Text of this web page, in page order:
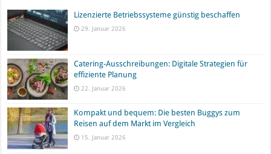
Lizenzierte Betriebssysteme günstig beschaffen
29. Januar 2026
Catering-Ausschreibungen: Digitale Strategien für
effiziente Planung
22. Januar 2026
Kompakt und bequem: Die besten Buggys zum
Reisen auf dem Markt im Vergleich
15. Januar 2026